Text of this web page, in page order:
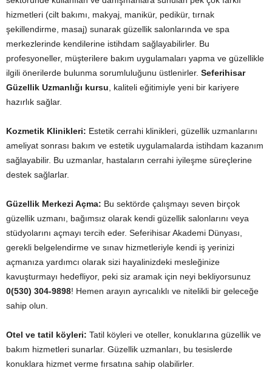
hizmetleri (cilt bakımı, makyaj, manikür, pedikür, tırnak
şekillendirme, masaj) sunarak güzellik salonlarında ve spa
merkezlerinde kendilerine istihdam sağlayabilirler. Bu
profesyoneller, müşterilere bakım uygulamaları yapma ve güzellikle
ilgili önerilerde bulunma sorumluluğunu üstlenirler. Seferihisar
Güzellik Uzmanlığı kursu, kaliteli eğitimiyle yeni bir kariyere
hazırlık sağlar.
Kozmetik Klinikleri: Estetik cerrahi klinikleri, güzellik uzmanlarını
ameliyat sonrası bakım ve estetik uygulamalarda istihdam kazanım
sağlayabilir. Bu uzmanlar, hastaların cerrahi iyileşme süreçlerine
destek sağlarlar.
Güzellik Merkezi Açma: Bu sektörde çalışmayı seven birçok
güzellik uzmanı, bağımsız olarak kendi güzellik salonlarını veya
stüdyolarını açmayı tercih eder. Seferihisar Akademi Dünyası,
gerekli belgelendirme ve sınav hizmetleriyle kendi iş yerinizi
açmanıza yardımcı olarak sizi hayalinizdeki mesleğinize
kavuşturmayı hedefliyor, peki siz aramak için neyi bekliyorsunuz
0(530) 304-9898! Hemen arayın ayrıcalıklı ve nitelikli bir geleceğe
sahip olun.
Otel ve tatil köyleri: Tatil köyleri ve oteller, konuklarına güzellik ve
bakım hizmetleri sunarlar. Güzellik uzmanları, bu tesislerde
konuklara hizmet verme fırsatına sahip olabilirler.